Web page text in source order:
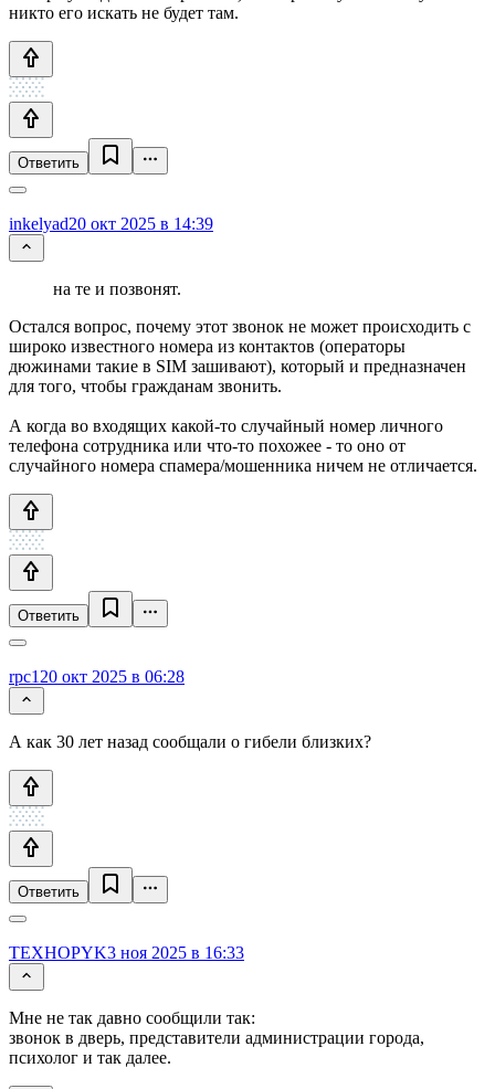
никто его искать не будет там.
Ответить
inkelyad20 окт 2025 в 14:39
на те и позвонят.
Остался вопрос, почему этот звонок не может происходить с
широко известного номера из контактов (операторы
дюжинами такие в SIM зашивают), который и предназначен
для того, чтобы гражданам звонить.
А когда во входящих какой-то случайный номер личного
телефона сотрудника или что-то похожее - то оно от
случайного номера спамера/мошенника ничем не отличается.
Ответить
rpc1 20 окт 2025 в 06:28
А как 30 лет назад сообщали о гибели близких?
Ответить
TEXHOPYK3 ноя 2025 в 16:33
Мне не так давно сообщили так:
звонок в дверь, представители администрации города,
психолог и так далее.